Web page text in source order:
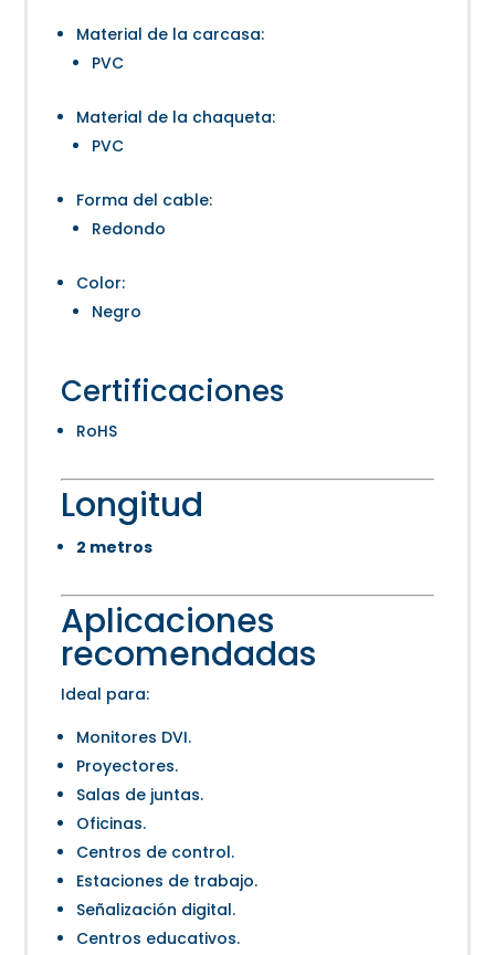
Material de la carcasa:
PVC
Material de la chaqueta:
PVC
Forma del cable:
Redondo
Color:
Negro
Certificaciones
RoHS
Longitud
2 metros
Aplicaciones
recomendadas
Ideal para:
Monitores DVI.
Proyectores.
Salas de juntas.
Oficinas.
Centros de control.
Estaciones de trabajo.
Señalización digital.
Centros educativos.